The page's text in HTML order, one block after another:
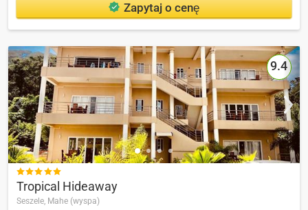
Zapytaj o cenę
9.4

Tropical Hideaway
Seszele, Mahe (wyspa)